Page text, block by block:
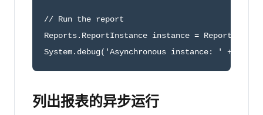
// Run the report
Reports.ReportInstance instance =
System.debug('Asynchronous instance: ' +
列出报表的异步运行